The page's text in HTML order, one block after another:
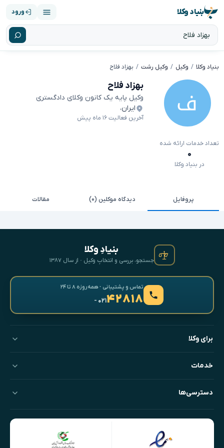
بنیاد وکلا ورود
بنیاد وکلا وکیل وکیل رشت بهزاد فلاح
بهزاد فلاح
وکیل پایه یک کانون وکلای دادگستری
ایران،
آخرین فعالیت ۱۶ ماه پیش
تعداد خدمات ارائه شده
۰
در بنیاد وکلا
پروفایل دیدگاه موکلین (۰) مقالات
بنیادِ وکلا
جستجو، بررسی و انتخابِ وکیل · از سال ۱۳۸۷
تماس و پشتیبانی · همه‌روزه ۸ تا ۲۴
۴۲۸۱۸- ۰۲۱
برای وکلا
خدمات
دسترسی‌ها